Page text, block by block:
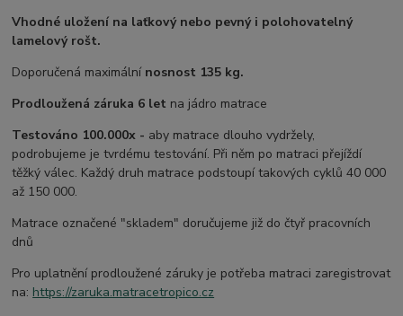
Vhodné uložení na laťkový nebo pevný i polohovatelný
lamelový rošt.
Doporučená maximální nosnost 135 kg.
Prodloužená záruka 6 let na jádro matrace
Testováno 100.000x - aby matrace dlouho vydržely,
podrobujeme je tvrdému testování. Při něm po matraci přejíždí
těžký válec. Každý druh matrace podstoupí takových cyklů 40 000
až 150 000.
Matrace označené "skladem" doručujeme již do čtyř pracovních
dnů
Pro uplatnění prodloužené záruky je potřeba matraci zaregistrovat
na: https://zaruka.matracetropico.cz